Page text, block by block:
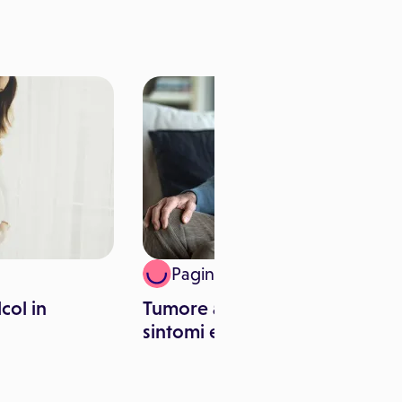
in
Paginemediche
Tumore al colon retto:
sintomi e rischi